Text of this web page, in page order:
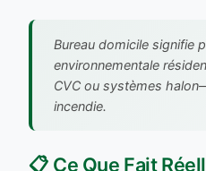
Bureau domicile signifie
environnementale
CVC ou systèmes
incendie.
📋 Ce Que Fait